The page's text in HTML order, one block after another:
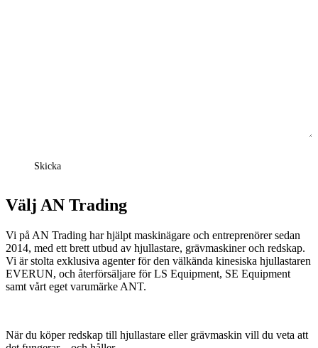
Välj AN Trading
Vi på AN Trading har hjälpt maskinägare och entreprenörer sedan
2014, med ett brett utbud av hjullastare, grävmaskiner och redskap.
Vi är stolta exklusiva agenter för den välkända kinesiska hjullastaren
EVERUN, och återförsäljare för LS Equipment, SE Equipment
samt vårt eget varumärke ANT.
När du köper redskap till hjullastare eller grävmaskin vill du veta att